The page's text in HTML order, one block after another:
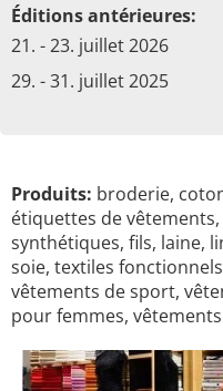
Éditions antérieures:
21. - 23. juillet 2026
29. - 31. juillet 2025
Produits: broderie,
étiquettes de
synthétiques, fils, laine,
soie, textiles
vêtements de sport,
pour femmes,